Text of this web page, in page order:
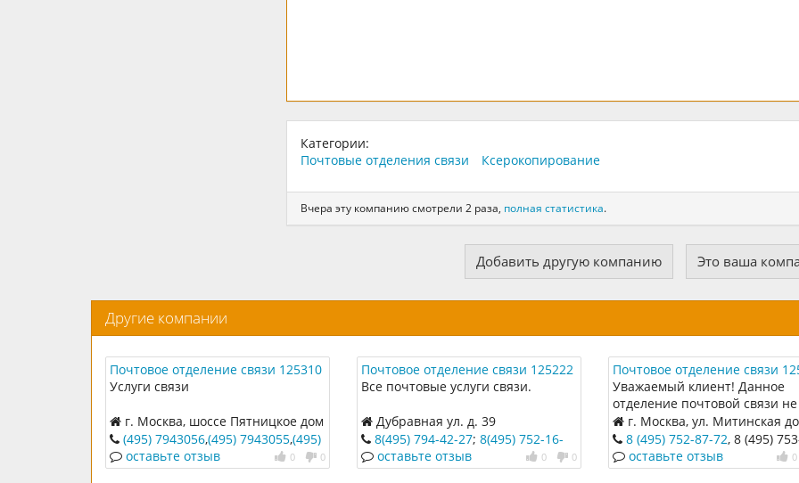
Категории:
Почтовые отделения связи
Ксерокопирование
Вчера эту компанию смотрели 2 раза, полная статистика.
Добавить другую компанию Это ваша
Другие компании
Почтовое отделение связи 125310
Услуги связи
г. Москва, шоссе Пятницкое дом
43 к.1
(495) 7943056,(495) 7943055,(495)
7521010
0 0
оставьте отзыв
Почтовое отделение связи 125222
Все почтовые услуги связи.
Дубравная ул. д. 39
8(495) 794-42-27; 8(495) 752-16-
11
0 0
оставьте отзыв
Почтовое отделение связи
Уважаемый клиент! Данное
отделение почтовой связи не
осуществляет доставку
отправлений. Обращаем
внимание, что его индекс
ука
г. Москва, ул. Митинская
8 (495) 752-87-72, 8 (495)
01
0
оставьте отзыв